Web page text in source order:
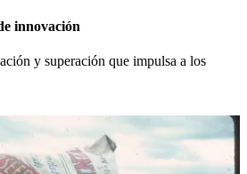
innovación
y superación que impulsa a los